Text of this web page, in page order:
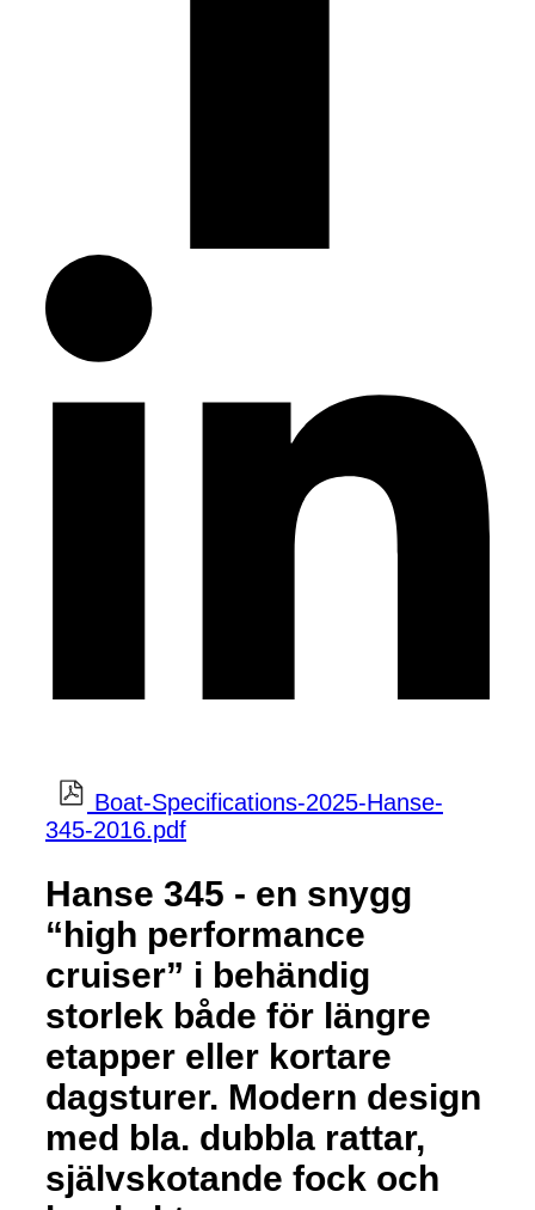
Boat-Specifications-2025-Hanse-
345-2016.pdf
Hanse 345 - en snygg
“high performance
cruiser” i behändig
storlek både för längre
etapper eller kortare
dagsturer. Modern design
med bla. dubbla rattar,
självskotande fock och